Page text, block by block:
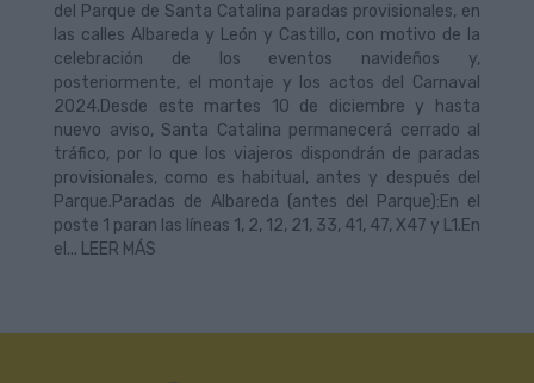
del Parque de Santa Catalina paradas provisionales, en
las calles Albareda y León y Castillo, con motivo de la
celebración de los eventos navideños y,
posteriormente, el montaje y los actos del Carnaval
2024.Desde este martes 10 de diciembre y hasta
nuevo aviso, Santa Catalina permanecerá cerrado al
tráfico, por lo que los viajeros dispondrán de paradas
provisionales, como es habitual, antes y después del
Parque.Paradas de Albareda (antes del Parque):En el
poste 1 paran las líneas 1, 2, 12, 21, 33, 41, 47, X47 y L1.En
el... LEER MÁS